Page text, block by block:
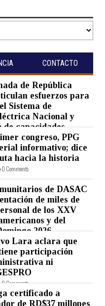
CONTACTO
de República
esfuerzos para
Sistema de
Nacional y
capacidades.
congreso, PPG
informativo; dice
hacia la historia
0 Comments
de DASAC
de miles de
de los XXV
y del
2026
Lara aclara que
participación
ni
0 Comments
certificado a
de RD$37 millones